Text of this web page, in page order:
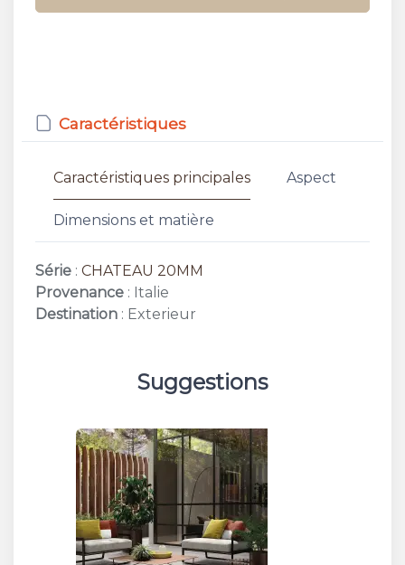
Caractéristiques
Caractéristiques principales Aspect
Dimensions et matière
Série : CHATEAU 20MM
Provenance : Italie
Destination : Exterieur
Suggestions